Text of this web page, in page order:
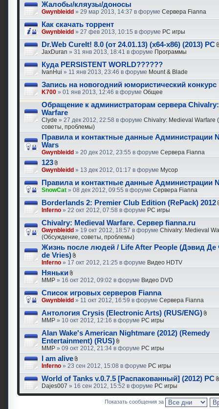
Жалобы/кляузы/доносы
Gwynbleidd » 29 мар 2013, 14:37 в форуме Сервера Fianna
Как скачать торрент
Gwynbleidd » 27 фев 2013, 10:15 в форуме PC игры
Dr.Web CureIt! 8.0 (от 24.01.13) (x64-x86) (2013) PC
JaxDuran » 31 янв 2013, 18:41 в форуме Программы
Куда PERSISTENT WORLD??????
IvanHui » 11 янв 2013, 23:46 в форуме Mount & Blade
Запись на новогодний юмористический конкурс
K700 » 01 янв 2013, 12:46 в форуме Общее
Обращение к администраторам сервера
Warfare
Clyde » 27 дек 2012, 22:58 в форуме Chivalry: Medieval Warfare
советы, проблемы)
Правила и контактные данные Администрации
Wars
Gwynbleidd » 20 дек 2012, 23:55 в форуме Сервера Fianna
123
Gwynbleidd » 13 дек 2012, 01:17 в форуме Мусор
Правила и контактные данные Администрации
SnowCat » 08 дек 2012, 09:55 в форуме Сервера Fianna
Borderlands 2: Premier Club Edition (RePack) 2012
Inferno » 22 окт 2012, 07:58 в форуме PC игры
Chivalry: Medieval Warfare. Сервер fianna.ru
Gwynbleidd » 19 окт 2012, 18:57 в форуме Chivalry: Medieval
(Обсуждение, советы, проблемы)
Жизнь после людей / Life After People (Дэвид Де
de Vries)
Inferno » 17 окт 2012, 21:25 в форуме Видео HDTV
Няньки
MMP » 16 окт 2012, 09:02 в форуме Видео DVD
Список игровых серверов Fianna
Gwynbleidd » 11 окт 2012, 16:59 в форуме Сервера Fianna
Антология Crysis (Electronic Arts) (RUS/ENG)
MMP » 10 окт 2012, 12:16 в форуме PC игры
Alan Wake's American Nightmare (2012) (Remedy
Entertainment) (RUS)
MMP » 09 окт 2012, 21:34 в форуме PC игры
I am alive
Inferno » 23 сен 2012, 15:08 в форуме PC игры
World of Tanks v.0.7.5 [Распакованный] (2012) PC
Dajes007 » 16 сен 2012, 15:52 в форуме PC игры
Показать сообщения за